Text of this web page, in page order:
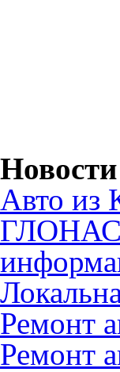
Авто из
Ремонт
Ремонт